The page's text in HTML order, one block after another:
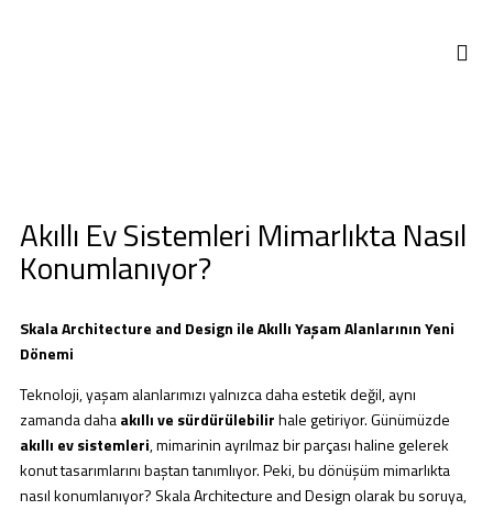
Akıllı Ev Sistemleri Mimarlıkta Nasıl
Konumlanıyor?
Skala Architecture and Design ile Akıllı Yaşam Alanlarının Yeni
Dönemi
Teknoloji, yaşam alanlarımızı yalnızca daha estetik değil, aynı
zamanda dahaakıllı ve sürdürülebilirhale getiriyor. Günümüzde
akıllı ev sistemleri, mimarinin ayrılmaz bir parçası haline gelerek
konut tasarımlarını baştan tanımlıyor. Peki, bu dönüşüm mimarlıkta
nasıl konumlanıyor? Skala Architecture and Design olarak bu soruya,